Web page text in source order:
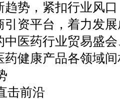
趋势，紧扣行业风
引资平台，着力发
中医药行业贸易盛
药健康产品各领域
击前沿